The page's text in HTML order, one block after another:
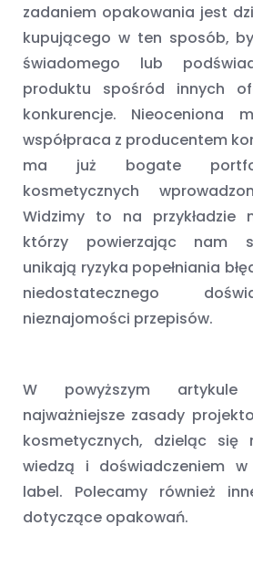
zadaniem opakowania jest
kupującego w ten sposób,
świadomego lub
produktu spośród innych
konkurencje. Nieoceniona
współpraca z producentem
ma już bogate
kosmetycznych
Widzimy to na przykładzie
którzy powierzając nam
unikają ryzyka popełniania
niedostatecznego
nieznajomości przepisów.
W powyższym artykule
najważniejsze zasady
kosmetycznych, dzieląc się
wiedzą i doświadczeniem
label. Polecamy również
dotyczące opakowań.